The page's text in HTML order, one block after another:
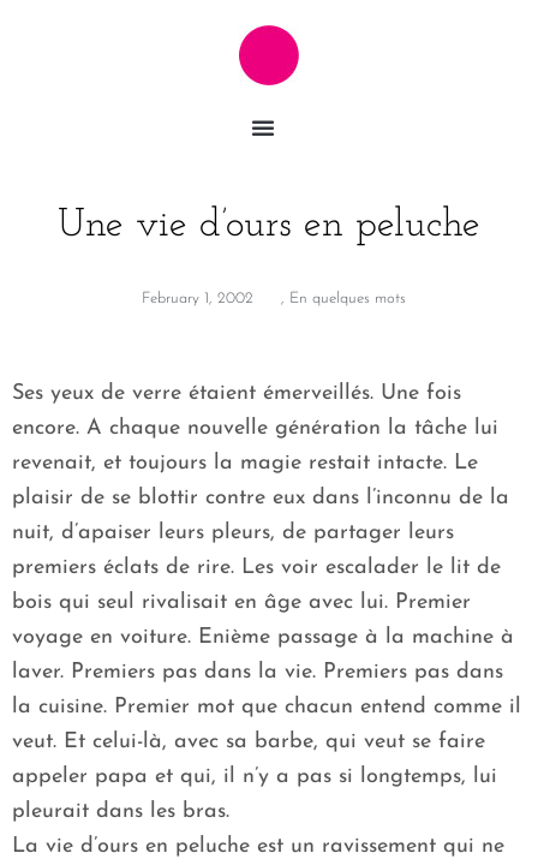
Une vie d’ours en peluche
February 1, 2002 , En quelques mots
Ses yeux de verre étaient émerveillés. Une fois
encore. A chaque nouvelle génération la tâche lui
revenait, et toujours la magie restait intacte. Le
plaisir de se blottir contre eux dans l’inconnu de la
nuit, d’apaiser leurs pleurs, de partager leurs
premiers éclats de rire. Les voir escalader le lit de
bois qui seul rivalisait en âge avec lui. Premier
voyage en voiture. Enième passage à la machine à
laver. Premiers pas dans la vie. Premiers pas dans
la cuisine. Premier mot que chacun entend comme il
veut. Et celui-là, avec sa barbe, qui veut se faire
appeler papa et qui, il n’y a pas si longtemps, lui
pleurait dans les bras.
La vie d’ours en peluche est un ravissement qui ne